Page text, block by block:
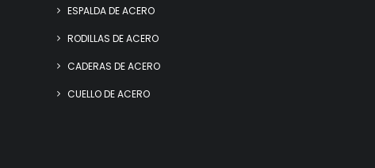
ESPALDA DE ACERO
RODILLAS DE ACERO
CADERAS DE ACERO
CUELLO DE ACERO